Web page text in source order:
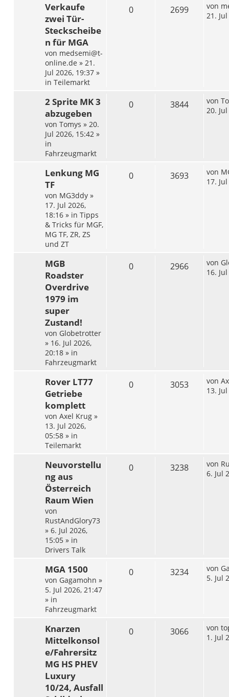
Verkaufe
zwei Tür-
Steckscheibe
n für MGA
von medsemi@t-
online.de » 21.
Jul 2026, 19:37 »
in Teilemarkt
0 2699 von
21.
2 Sprite MK 3
abzugeben
von Tomys » 20.
Jul 2026, 15:42 »
in
Fahrzeugmarkt
0 3844 von
20.
Lenkung MG
TF
von MG3ddy »
17. Jul 2026,
18:16 » in Tipps
& Tricks für MGF,
MG TF, ZR, ZS
und ZT
0 3693 von
17.
MGB
Roadster
Overdrive
1979 im
super
Zustand!
von Globetrotter
» 16. Jul 2026,
20:18 » in
Fahrzeugmarkt
0 2966 von
16.
Rover LT77
Getriebe
komplett
von Axel Krug »
13. Jul 2026,
05:58 » in
Teilemarkt
0 3053 von
13.
Neuvorstellu
ng aus
Österreich
Raum Wien
von
RustAndGlory73
» 6. Jul 2026,
15:05 » in
Drivers Talk
0 3238 von
6. Jul
MGA 1500
von Gagamohn »
5. Jul 2026, 21:47
» in
Fahrzeugmarkt
0 3234 von
5. Jul
Knarzen
Mittelkonsol
e/Fahrersitz
MG HS PHEV
Luxury
10/24, Ausfall
0 3066 von
1. Jul